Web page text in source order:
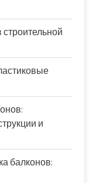
строительной
и
балконов: